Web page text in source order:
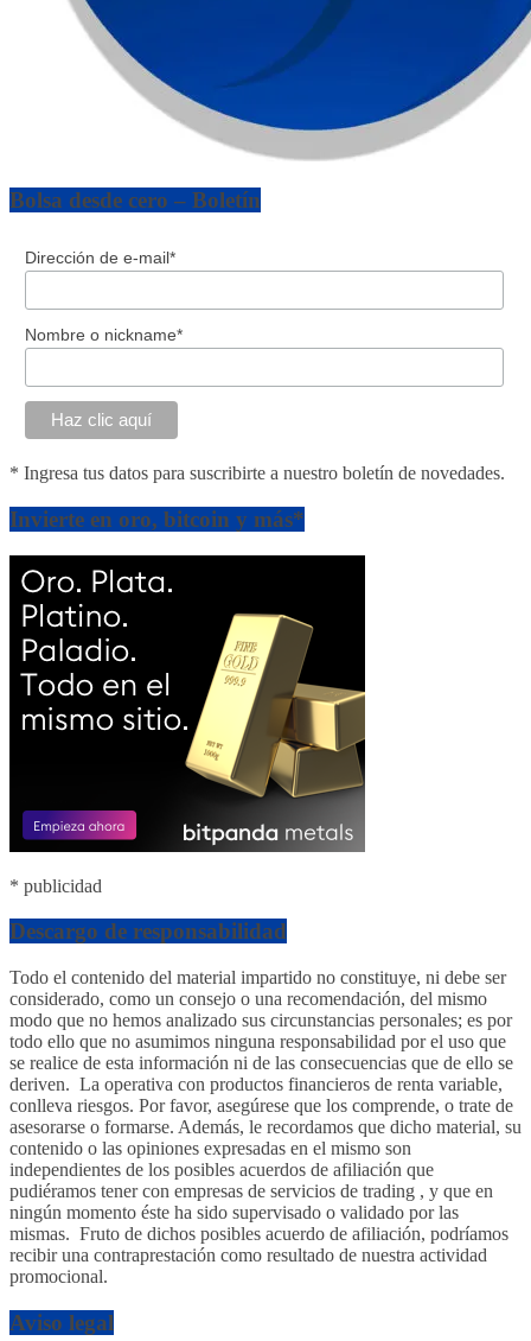
Bolsa desde cero – Boletín
Dirección de e-mail*
Nombre o nickname*
* Ingresa tus datos para suscribirte a nuestro boletín de novedades.
Invierte en oro, bitcoin y más*
* publicidad
Descargo de responsabilidad
Todo el contenido del material impartido no constituye, ni debe ser
considerado, como un consejo o una recomendación, del mismo
modo que no hemos analizado sus circunstancias personales; es por
todo ello que no asumimos ninguna responsabilidad por el uso que
se realice de esta información ni de las consecuencias que de ello se
deriven. La operativa con productos financieros de renta variable,
conlleva riesgos. Por favor, asegúrese que los comprende, o trate de
asesorarse o formarse. Además, le recordamos que dicho material, su
contenido o las opiniones expresadas en el mismo son
independientes de los posibles acuerdos de afiliación que
pudiéramos tener con empresas de servicios de trading , y que en
ningún momento éste ha sido supervisado o validado por las
mismas. Fruto de dichos posibles acuerdo de afiliación, podríamos
recibir una contraprestación como resultado de nuestra actividad
promocional.
Aviso legal